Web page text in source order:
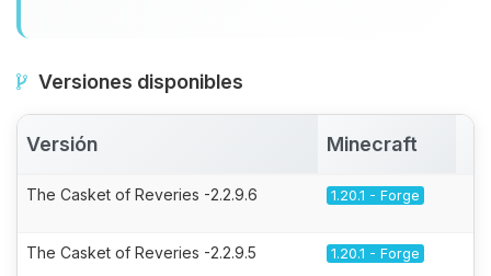
Versiones disponibles
Versión Minecraft
The Casket of Reveries -2.2.9.6 1.20.1 - Forge
The Casket of Reveries -2.2.9.5 1.20.1 - Forge